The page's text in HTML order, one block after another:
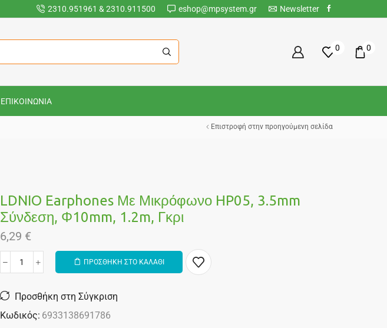
2310.951961 & 2310.911500 eshop@mpsystem.gr Newsletter
0 0
ΕΠΙΚΟΙΝΩΝΙΑ
Επιστροφή στην προηγούμενη σελίδα
LDNIO Earphones Με Μικρόφωνο HP05, 3.5mm
Σύνδεση, Φ10mm, 1.2m, Γκρι
6,29 €
ΠΡΟΣΘΗΚΗ ΣΤΟ ΚΑΛΑΘΙ
Alternative:
Προσθήκη στη Σύγκριση
Κωδικός: 6933138691786